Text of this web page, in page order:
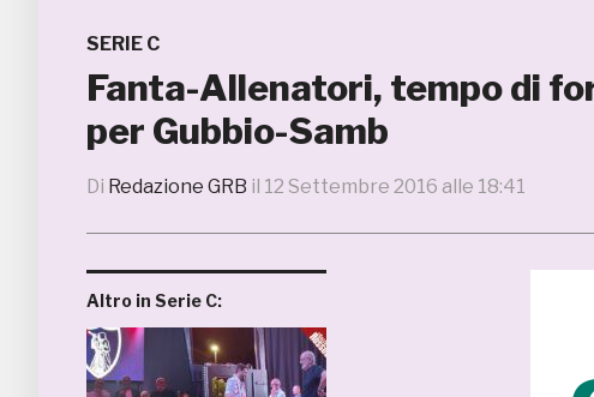
SERIE C
Fanta-Allenatori, tempo di
per Gubbio-Samb
Di Redazione GRB il 12 Settembre 2016 alle 18:41
Altro in Serie C: